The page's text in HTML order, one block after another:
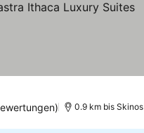
0.9 km bis Skinos